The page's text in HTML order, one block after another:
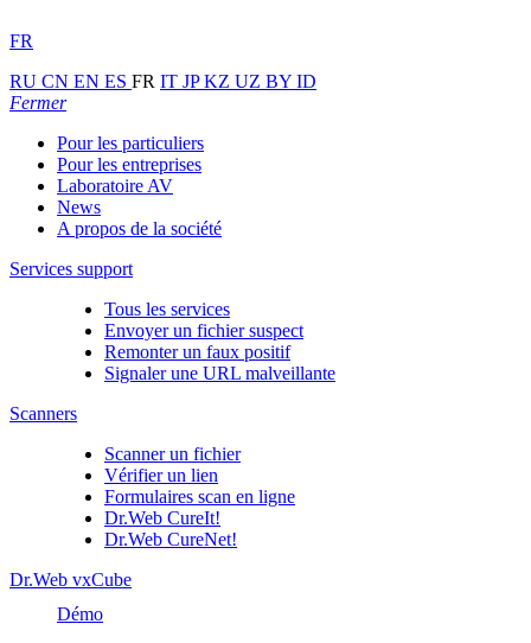
FR
RU CN EN ES FR IT JPKZ UZ BY ID
Fermer
Pour les particuliers
Pour les entreprises
Laboratoire AV
News
A propos de la société
Services support
Tous les services
Envoyer un fichier suspect
Remonter un faux positif
Signaler une URL malveillante
Scanners
Scanner un fichier
Vérifier un lien
Formulaires scan en ligne
Dr.Web CureIt!
Dr.Web CureNet!
Dr.Web vxCube
Démo